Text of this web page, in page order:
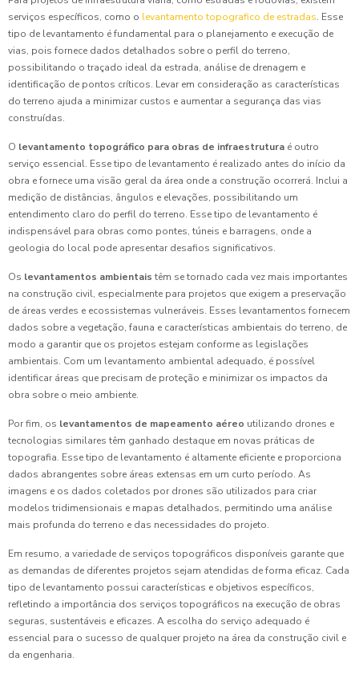
serviços específicos, como o levantamento topografico de estradas. Esse
tipo de levantamento é fundamental para o planejamento e execução de
vias, pois fornece dados detalhados sobre o perfil do terreno,
possibilitando o traçado ideal da estrada, análise de drenagem e
identificação de pontos críticos. Levar em consideração as características
do terreno ajuda a minimizar custos e aumentar a segurança das vias
construídas.
O levantamento topográfico para obras de infraestrutura é outro
serviço essencial. Esse tipo de levantamento é realizado antes do início da
obra e fornece uma visão geral da área onde a construção ocorrerá. Inclui a
medição de distâncias, ângulos e elevações, possibilitando um
entendimento claro do perfil do terreno. Esse tipo de levantamento é
indispensável para obras como pontes, túneis e barragens, onde a
geologia do local pode apresentar desafios significativos.
Os levantamentos ambientais têm se tornado cada vez mais importantes
na construção civil, especialmente para projetos que exigem a preservação
de áreas verdes e ecossistemas vulneráveis. Esses levantamentos fornecem
dados sobre a vegetação, fauna e características ambientais do terreno, de
modo a garantir que os projetos estejam conforme as legislações
ambientais. Com um levantamento ambiental adequado, é possível
identificar áreas que precisam de proteção e minimizar os impactos da
obra sobre o meio ambiente.
Por fim, os levantamentos de mapeamento aéreo utilizando drones e
tecnologias similares têm ganhado destaque em novas práticas de
topografia. Esse tipo de levantamento é altamente eficiente e proporciona
dados abrangentes sobre áreas extensas em um curto período. As
imagens e os dados coletados por drones são utilizados para criar
modelos tridimensionais e mapas detalhados, permitindo uma análise
mais profunda do terreno e das necessidades do projeto.
Em resumo, a variedade de serviços topográficos disponíveis garante que
as demandas de diferentes projetos sejam atendidas de forma eficaz. Cada
tipo de levantamento possui características e objetivos específicos,
refletindo a importância dos serviços topográficos na execução de obras
seguras, sustentáveis e eficazes. A escolha do serviço adequado é
essencial para o sucesso de qualquer projeto na área da construção civil e
da engenharia.